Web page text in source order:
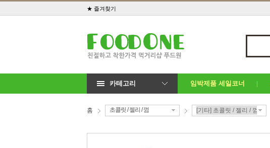
★ 즐겨찾기
카테고리 임박제품 세일코너
홈 초콜릿 / 젤리 / 껌